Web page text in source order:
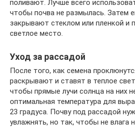
поливают. Лучше всего
чтобы почва не размылась. Затем
закрывают стеклом или пленкой и
светлое место.
Уход за рассадой
После того, как семена
раскрывают и ставят в теплое
чтобы прямые лучи солнца на них
оптимальная температура для
23 градуса. Почву под рассадой
увлажнять, но так, чтобы не влага